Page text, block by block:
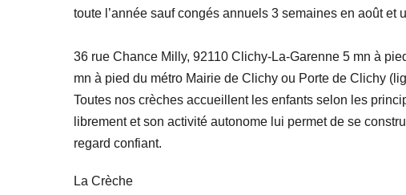
toute l’année sauf congés annuels 3 semaines en août et
36 rue Chance Milly, 92110 Clichy-La-Garenne 5 mn à
mn à pied du métro Mairie de Clichy ou Porte de Clichy
Toutes nos crèches accueillent les enfants selon les
librement et son activité autonome lui permet de se
regard confiant.
La Crèche